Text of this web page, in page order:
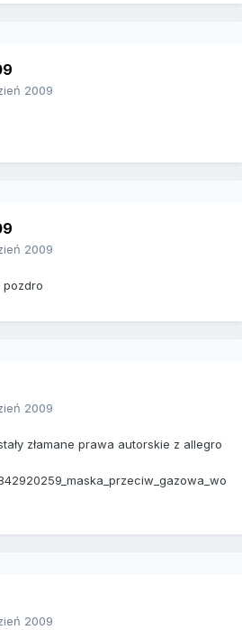
2009
2009
pozdro
2009
złamane prawa autorskie z allegro
2009